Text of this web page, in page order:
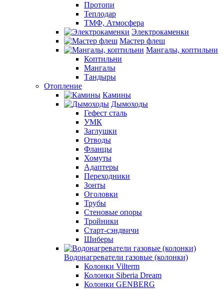
Протопи
Теплодар
ТМФ, Атмосфера
Электрокаменки
Мастер флеш
Мангалы, коптильни
Коптильни
Мангалы
Тандыры
Отопление
Камины
Дымоходы
Гефест сталь
УМК
Заглушки
Отводы
Фланцы
Хомуты
Адаптеры
Переходники
Зонты
Оголовки
Трубы
Стеновые опоры
Тройники
Старт-сэндвичи
Шиберы
Водонагреватели газовые (колонки)
Колонки Vilterm
Колонки Siberia Dream
Колонки GENBERG